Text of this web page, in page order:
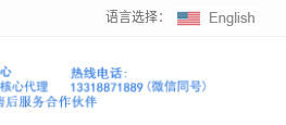
语言选择：